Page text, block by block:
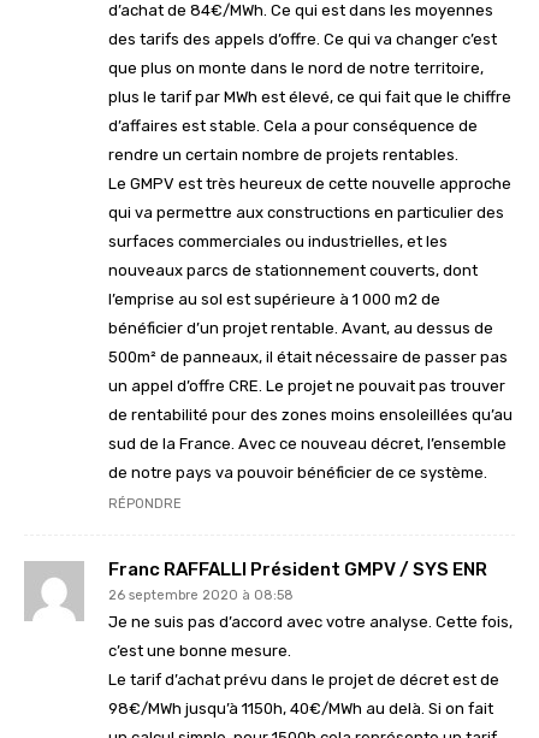
d’achat de 84€/MWh. Ce qui est dans les moyennes
des tarifs des appels d’offre. Ce qui va changer c’est
que plus on monte dans le nord de notre territoire,
plus le tarif par MWh est élevé, ce qui fait que le chiffre
d’affaires est stable. Cela a pour conséquence de
rendre un certain nombre de projets rentables.
Le GMPV est très heureux de cette nouvelle approche
qui va permettre aux constructions en particulier des
surfaces commerciales ou industrielles, et les
nouveaux parcs de stationnement couverts, dont
l’emprise au sol est supérieure à 1 000 m2 de
bénéficier d’un projet rentable. Avant, au dessus de
500m² de panneaux, il était nécessaire de passer pas
un appel d’offre CRE. Le projet ne pouvait pas trouver
de rentabilité pour des zones moins ensoleillées qu’au
sud de la France. Avec ce nouveau décret, l’ensemble
de notre pays va pouvoir bénéficier de ce système.
RÉPONDRE
Franc RAFFALLI Président GMPV / SYS ENR
26 septembre 2020 à 08:58
Je ne suis pas d’accord avec votre analyse. Cette fois,
c’est une bonne mesure.
Le tarif d’achat prévu dans le projet de décret est de
98€/MWh jusqu’à 1150h, 40€/MWh au delà. Si on fait